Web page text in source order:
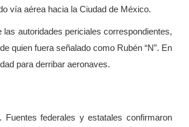
vía aérea hacia la Ciudad de México.
autoridades periciales correspondientes,
quien fuera señalado como Rubén “N”. En
para derribar aeronaves.
federales y estatales confirmaron